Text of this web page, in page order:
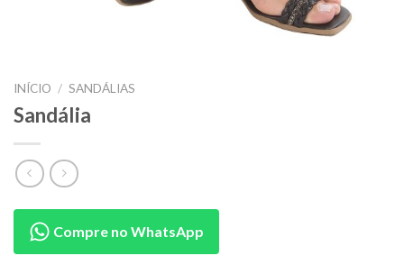
INÍCIO / SANDÁLIAS
Sandália
Compre no WhatsApp